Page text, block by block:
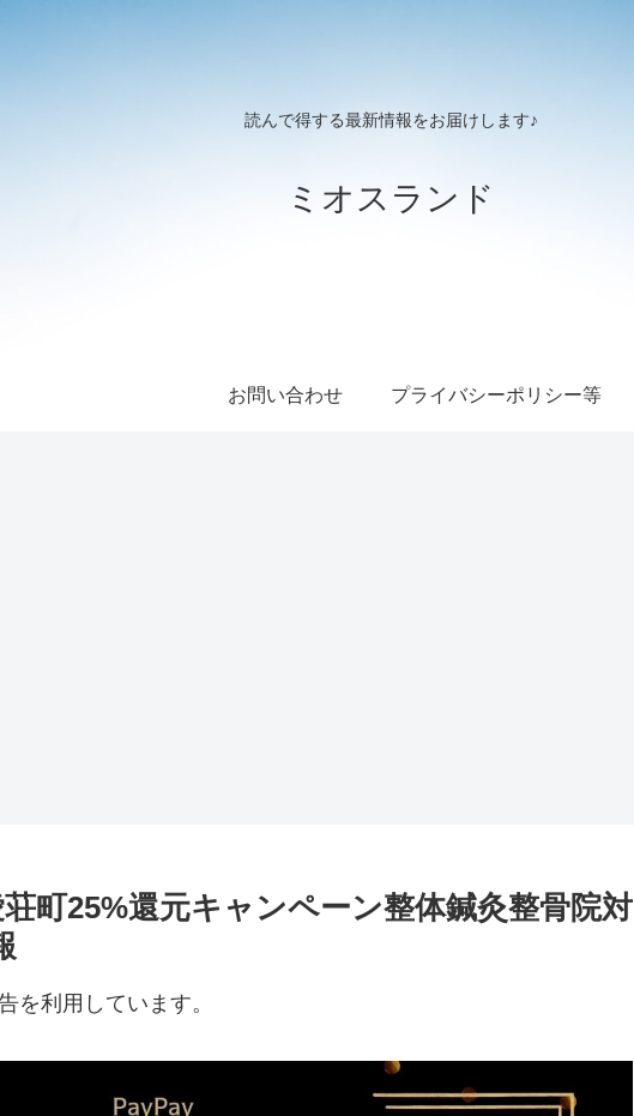
読んで得する最新情報をお届けします♪
ミオスランド
お問い合わせ プライバシーポリシー等
荘町25%還元キャンペーン整体鍼灸整骨院対
を利用しています。